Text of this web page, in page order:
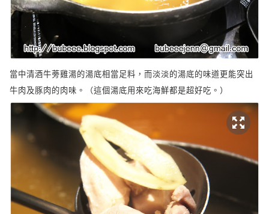
當中清酒牛蒡雞湯的湯底相當足料，而淡淡的湯底的味道更能突出
牛肉及豚肉的肉味。（這個湯底用來吃海鮮都是超好吃。）